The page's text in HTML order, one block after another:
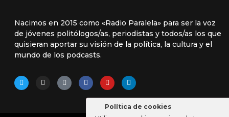
Nacimos en 2015 como «Radio Paralela» para ser la voz
de jóvenes politólogos/as, periodistas y todos/as los que
quisieran aportar su visión de la política, la cultura y el
mundo de los podcasts.
Política de cookies